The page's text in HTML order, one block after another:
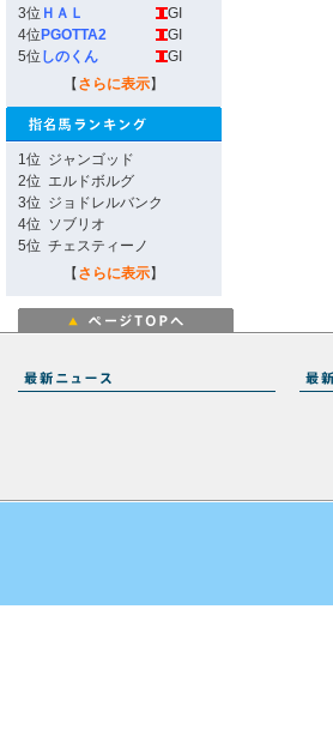
3位 ＨＡＬ
GI
4位 PGOTTA2
GI
5位 しのくん
GI
【 さらに表示】
1位 ジャンゴッド
2位 エルドボルグ
3位 ジョドレルバンク
4位 ソブリオ
5位 チェスティーノ
【 さらに表示】